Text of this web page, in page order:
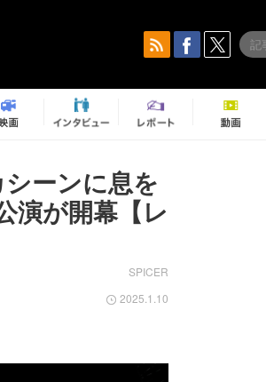
ーンに息を
演が開幕【レ
SPICER
2025.1.10